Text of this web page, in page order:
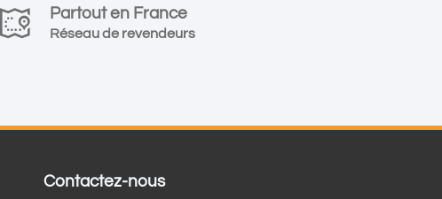
Partout en France
Réseau de revendeurs
Contactez-nous